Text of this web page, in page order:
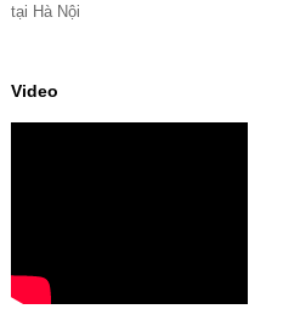
tại Hà Nội
Video